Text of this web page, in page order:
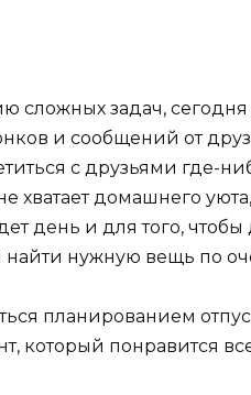
сложных задач, сегодня
и сообщений от
с друзьями где-
хватает домашнего
день и для того,
нужную вещь по
планированием
который понравится